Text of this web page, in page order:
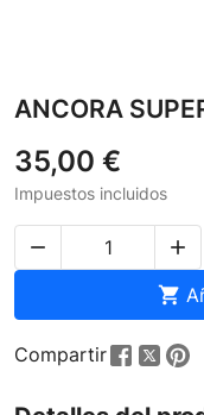
ANCORA
35,00 €
Impuestos incluidos



Compartir